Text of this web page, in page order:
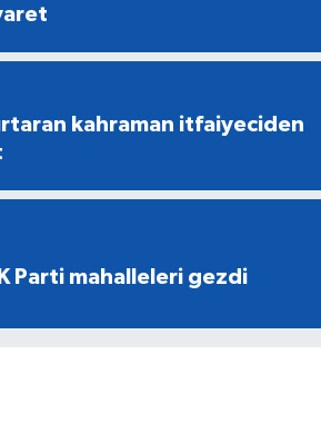
kahraman itfaiyeciden
Parti mahalleleri gezdi